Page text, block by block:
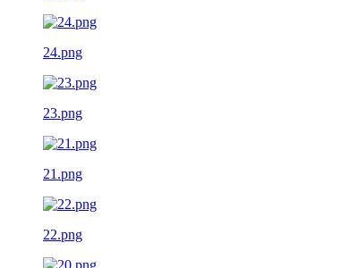
24.png
23.png
21.png
22.png